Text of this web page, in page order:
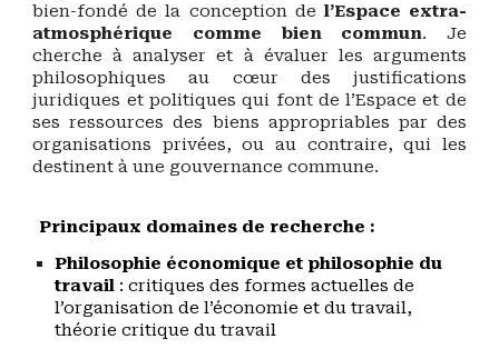
bien-fondé de la conception de l’Espace extra-
atmosphérique comme bien commun. Je
cherche àanalyser et à évaluer les arguments
philosophiques au cœur des justifications
juridiques et politiques qui font de l’Espace et de
ses ressources des biens appropriables par des
organisations privées, ou au contraire, qui les
destinent à une gouvernance commune.
Principaux domaines de recherche :
Philosophie économique et philosophie du
travail : critiques des formes actuelles de
l’organisation de l’économie et du travail,
théorie critique du travail